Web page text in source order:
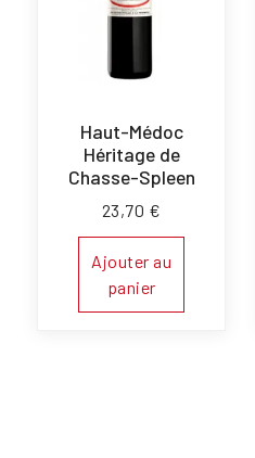
Haut-Médoc
Héritage de
Chasse-Spleen
23,70 €
Ajouter au
panier